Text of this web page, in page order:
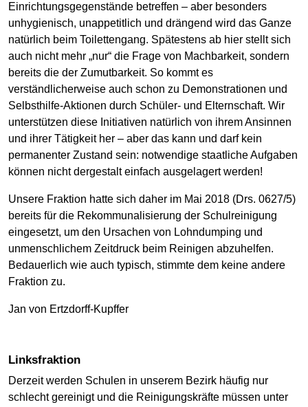
Einrichtungsgegenstände betreffen – aber besonders
unhygienisch, unappetitlich und drängend wird das Ganze
natürlich beim Toilettengang. Spätestens ab hier stellt sich
auch nicht mehr „nur“ die Frage von Machbarkeit, sondern
bereits die der Zumutbarkeit. So kommt es
verständlicherweise auch schon zu Demonstrationen und
Selbsthilfe-Aktionen durch Schüler- und Elternschaft. Wir
unterstützen diese Initiativen natürlich von ihrem Ansinnen
und ihrer Tätigkeit her – aber das kann und darf kein
permanenter Zustand sein: notwendige staatliche Aufgaben
können nicht dergestalt einfach ausgelagert werden!
Unsere Fraktion hatte sich daher im Mai 2018 (Drs. 0627/5)
bereits für die Rekommunalisierung der Schulreinigung
eingesetzt, um den Ursachen von Lohndumping und
unmenschlichem Zeitdruck beim Reinigen abzuhelfen.
Bedauerlich wie auch typisch, stimmte dem keine andere
Fraktion zu.
Jan von Ertzdorff-Kupffer
Linksfraktion
Derzeit werden Schulen in unserem Bezirk häufig nur
schlecht gereinigt und die Reinigungskräfte müssen unter